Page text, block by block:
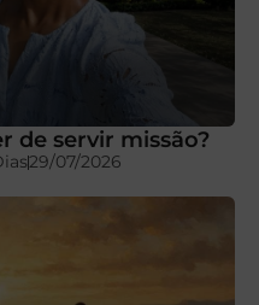
de servir missão?
29/07/2026